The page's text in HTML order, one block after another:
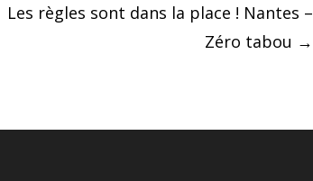
Les règles sont dans la place ! Nantes –
Zéro tabou →